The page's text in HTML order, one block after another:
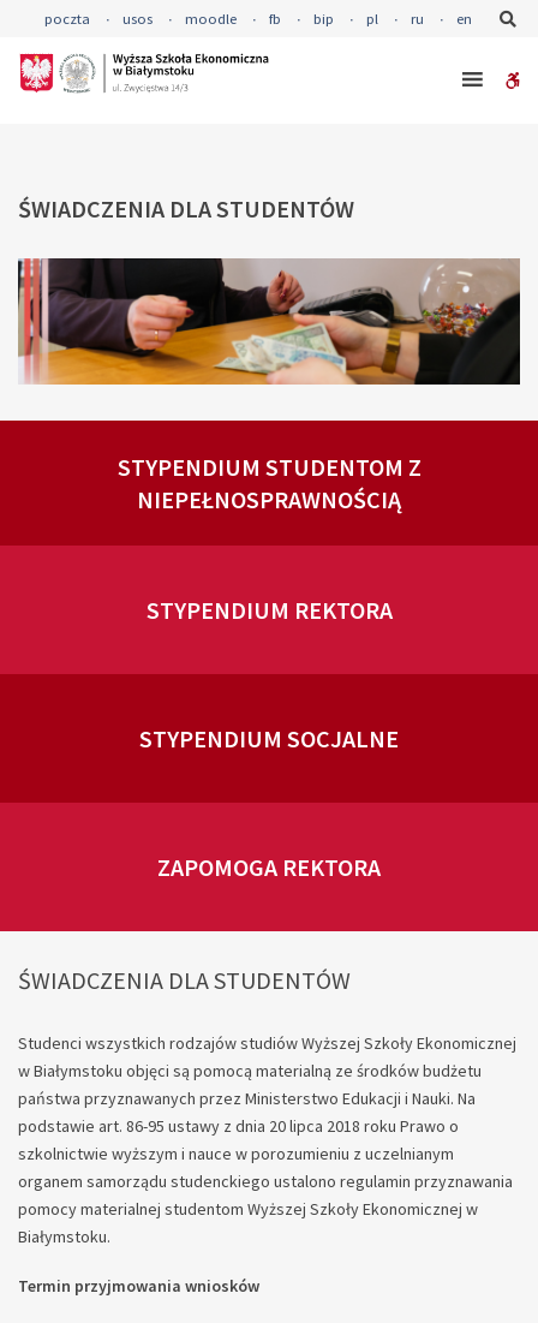
DLA
STUDENTÓW
poczta usos moodle fb bip pl ru en
ŚWIADCZENIA DLASTUDENTÓW
STYPENDIUM STUDENTOM Z
NIEPEŁNOSPRAWNOŚCIĄ
STYPENDIUM REKTORA
STYPENDIUM SOCJALNE
ZAPOMOGA REKTORA
ŚWIADCZENIA DLA STUDENTÓW
Studenci wszystkich rodzajów studiów Wyższej Szkoły Ekonomicznej
w Białymstoku objęci są pomocą materialną ze środków budżetu
państwa przyznawanych przez Ministerstwo Edukacji i Nauki. Na
podstawie art. 86-95 ustawy z dnia 20 lipca 2018 roku Prawo o
szkolnictwie wyższym i nauce w porozumieniu z uczelnianym
organem samorządu studenckiego ustalono regulamin przyznawania
pomocy materialnej studentom Wyższej Szkoły Ekonomicznej w
Białymstoku.
Termin przyjmowania wniosków